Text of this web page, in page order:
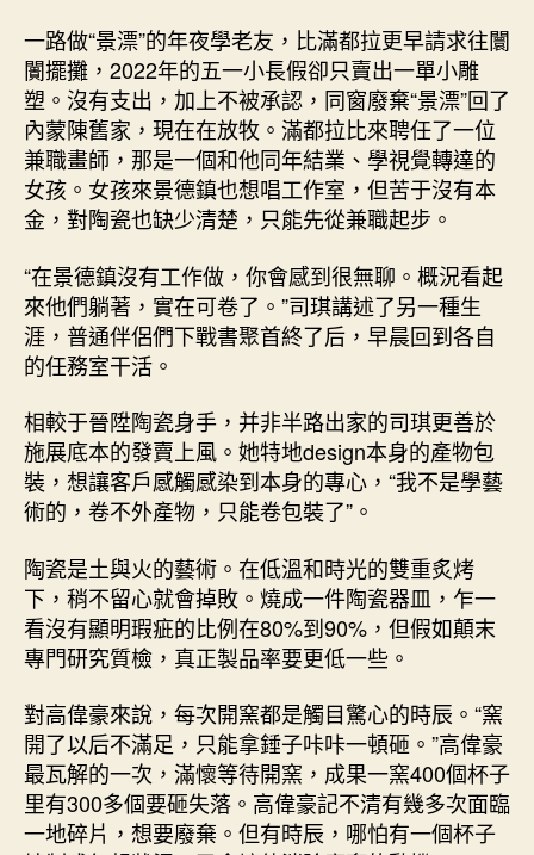
一路做“景漂”的年夜學老友，比滿都拉更早請求往闤
闠擺攤，2022年的五一小長假卻只賣出一單小雕
塑。沒有支出，加上不被承認，同窗廢棄“景漂”回了
內蒙陳舊家，現在在放牧。滿都拉比來聘任了一位
兼職畫師，那是一個和他同年結業、學視覺轉達的
女孩。女孩來景德鎮也想唱工作室，但苦于沒有本
金，對陶瓷也缺少清楚，只能先從兼職起步。
“在景德鎮沒有工作做，你會感到很無聊。概況看起
來他們躺著，實在可卷了。”司琪講述了另一種生
涯，普通伴侶們下戰書聚首終了后，早晨回到各自
的任務室干活。
相較于晉陞陶瓷身手，并非半路出家的司琪更善於
施展底本的發賣上風。她特地design本身的產物包
裝，想讓客戶感觸感染到本身的專心，“我不是學藝
術的，卷不外產物，只能卷包裝了”。
陶瓷是土與火的藝術。在低溫和時光的雙重炙烤
下，稍不留心就會掉敗。燒成一件陶瓷器皿，乍一
看沒有顯明瑕疵的比例在80%到90%，但假如顛末
專門研究質檢，真正製品率要更低一些。
對高偉豪來說，每次開窯都是觸目驚心的時辰。“窯
開了以后不滿足，只能拿錘子咔咔一頓砸。”高偉豪
最瓦解的一次，滿懷等待開窯，成果一窯400個杯子
里有300多個要砸失落。高偉豪記不清有幾多次面臨
一地碎片，想要廢棄。但有時辰，哪怕有一個杯子